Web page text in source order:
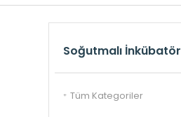
Soğutmalı İnkübatör
Tüm Kategoriler